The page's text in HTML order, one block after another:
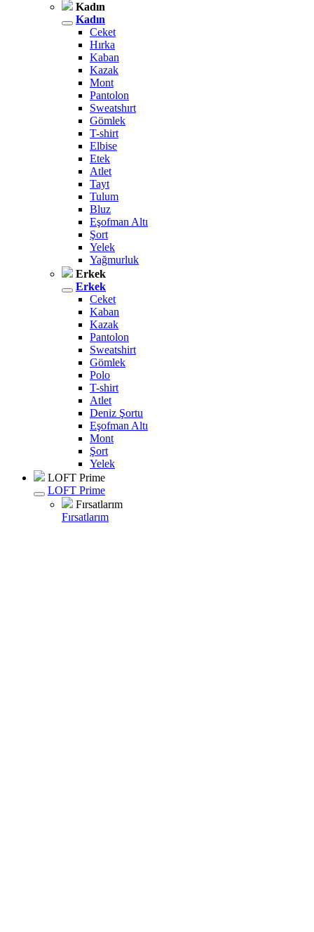
Kadın
Kadın
Ceket
Hırka
Kaban
Kazak
Mont
Pantolon
Sweatshırt
Gömlek
T-shirt
Elbise
Etek
Atlet
Tayt
Tulum
Bluz
Eşofman Altı
Şort
Yelek
Yağmurluk
Erkek
Erkek
Ceket
Kaban
Kazak
Pantolon
Sweatshirt
Gömlek
Polo
T-shirt
Atlet
Deniz Şortu
Eşofman Altı
Mont
Şort
Yelek
LOFT Prime
LOFT Prime
Fırsatlarım
Fırsatlarım